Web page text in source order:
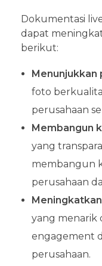
Dokumentasi
dapat
berikut:
foto
perusahaan
Membangun
yang
membangun
perusahaan
yang menarik
engagement
perusahaan.